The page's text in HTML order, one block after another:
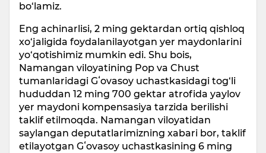
bo‘lamiz.
Eng achinarlisi, 2 ming gektardan ortiq qishloq
xo‘jaligida foydalanilayotgan yer maydonlarini
yo‘qotishimiz mumkin edi. Shu bois,
Namangan viloyatining Pop va Chust
tumanlaridagi Gʻovasoy uchastkasidagi tog‘li
hududdan 12 ming 700 gektar atrofida yaylov
yer maydoni kompensasiya tarzida berilishi
taklif etilmoqda. Namangan viloyatidan
saylangan deputatlarimizning xabari bor, taklif
etilayotgan Gʻovasoy uchastkasining 6 ming